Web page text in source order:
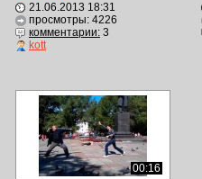
21.06.2013 18:31
просмотры: 4226
комментарии:3
kott
00:16